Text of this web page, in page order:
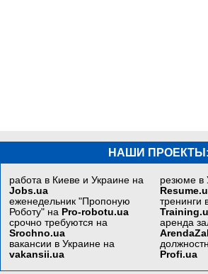
НАШИ ПРОЕКТЫ:
работа в Киеве и Украине на
Jobs.ua
еженедельник "Пропоную
Роботу" на Pro-robotu.ua
срочно требуются на
Srochno.ua
вакансии в Украине на
vakansii.ua
резюме в
тренинги
аренда
Profi.ua